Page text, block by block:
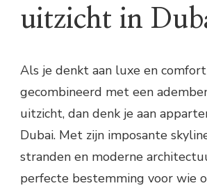
uitzicht in
Als je denkt aan luxe en comfort
gecombineerd met een
uitzicht, dan denk je aan
Dubai. Met zijn imposante
stranden en moderne
perfecte bestemming voor wie